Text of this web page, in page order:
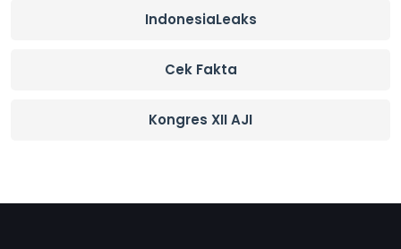
IndonesiaLeaks
Cek Fakta
Kongres XII AJI